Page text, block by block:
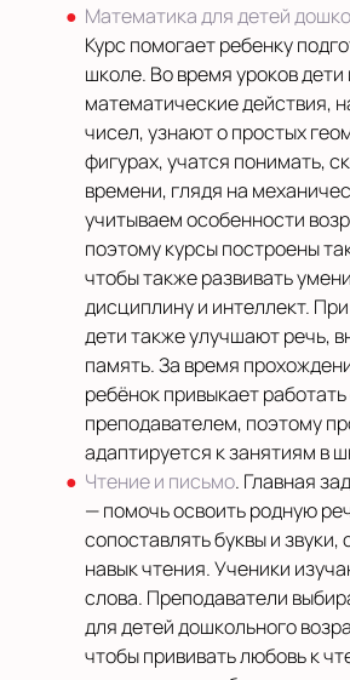
Математика для детей
Курс помогает ребенку
школе. Во время уроков
математические действия,
чисел, узнают о простых
фигурах, учатся понимать,
времени, глядя на
учитываем особенности
поэтому курсы построены
чтобы также развивать
дисциплину и интеллект.
дети также улучшают речь,
память. За время
ребёнок привыкает
преподавателем, поэтому
адаптируется к занятиям в
Чтение и письмо. Главная
— помочь освоить родную
сопоставлять буквы и
навык чтения. Ученики
слова. Преподаватели
для детей дошкольного
чтобы прививать любовь к